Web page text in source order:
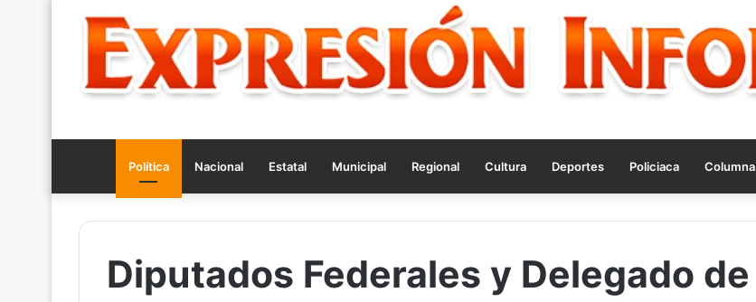
Política Nacional Estatal Municipal Regional Cultura Deportes Policiaca Columna
Diputados Federales y Delegado de